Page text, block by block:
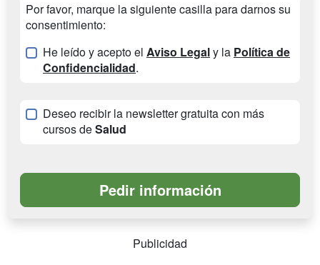
Por favor, marque la siguiente casilla para darnos su
consentimiento:
He leído y acepto el Aviso Legaly la Política de
Confidencialidad.
Deseo recibir la newsletter gratuita con más
cursos deSalud
Publicidad